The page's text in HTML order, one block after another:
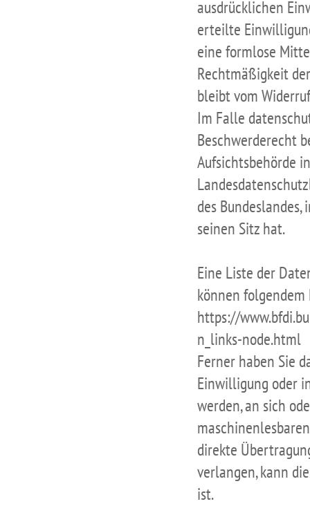
ausdrücklichen
erteilte
eine formlose
Rechtmäßigkeit
bleibt vom
Im Falle
Beschwerderecht
Aufsichtsbehörde
des
seinen Sitz hat.
Eine Liste der
können
https://
n_links-node.html
Ferner haben Sie
Einwilligung oder
werden, an sich
direkte
verlangen, kann
ist.